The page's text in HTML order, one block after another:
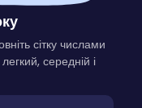
сітку числами
середній і